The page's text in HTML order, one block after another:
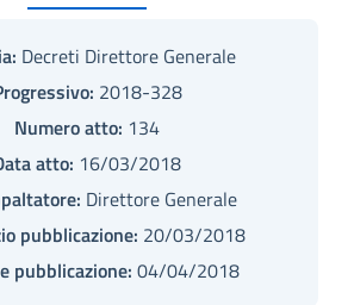
Decreti Direttore Generale
2018-328
Numero atto: 134
atto: 16/03/2018
Direttore Generale
pubblicazione: 20/03/2018
pubblicazione: 04/04/2018